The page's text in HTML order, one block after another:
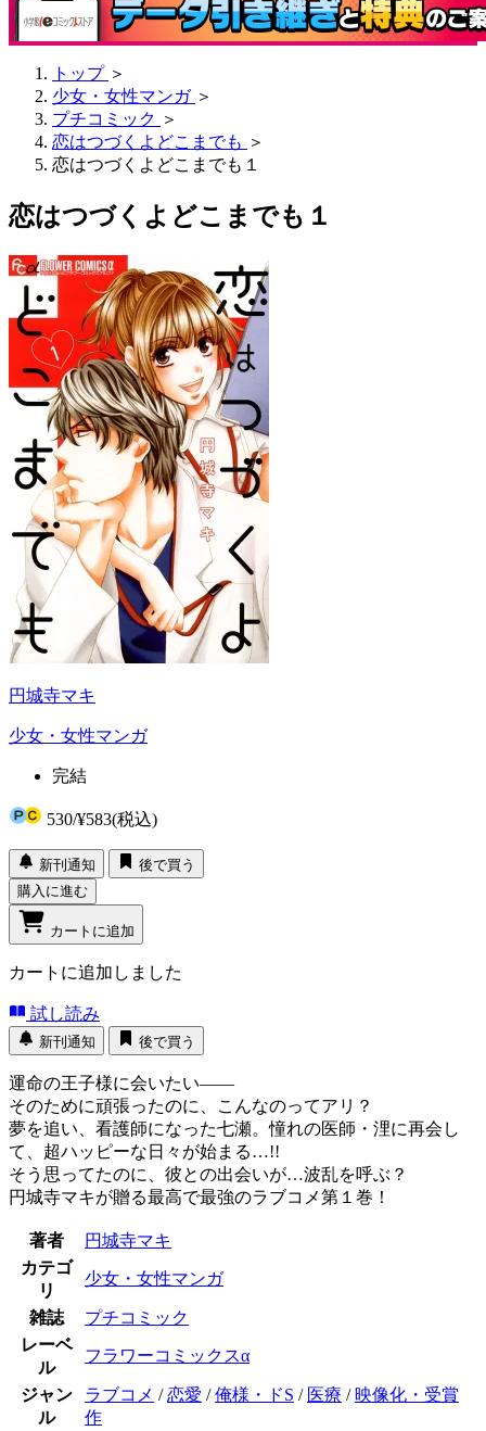
トップ ＞
少女・女性マンガ ＞
プチコミック ＞
恋はつづくよどこまでも ＞
恋はつづくよどこまでも１
恋はつづくよどこまでも１
円城寺マキ
少女・女性マンガ
完結
530/¥583(税込)
新刊通知
後で買う
購入に進む
カートに追加
カートに追加しました
試し読み
新刊通知 後で買う
運命の王子様に会いたい――
そのために頑張ったのに、こんなのってアリ？
夢を追い、看護師になった七瀬。憧れの医師・浬に再会し
て、超ハッピーな日々が始まる…!!
そう思ってたのに、彼との出会いが…波乱を呼ぶ？
円城寺マキが贈る最高で最強のラブコメ第１巻！
著者
円城寺マキ
カテゴ
リ
少女・女性マンガ
雑誌
プチコミック
レーベ
ル
フラワーコミックスα
ジャン
ル
ラブコメ /恋愛 /俺様・ドS / 医療 / 映像化・受賞
作